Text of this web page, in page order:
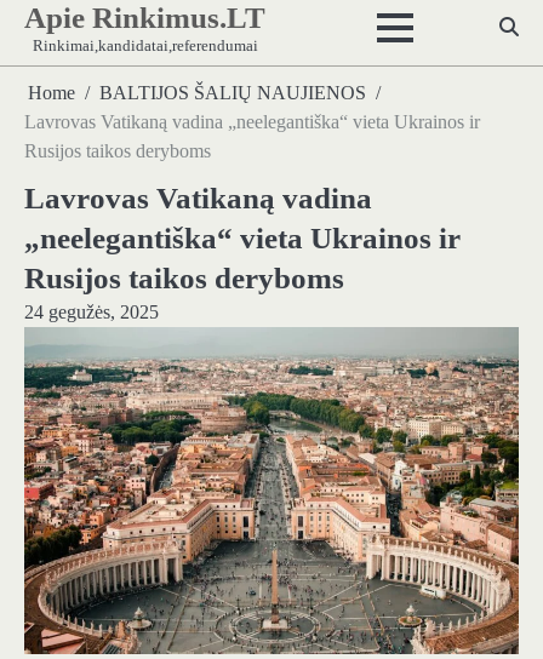
Skip
content
Apie Rinkimus.LT
Rinkimai,kandidatai,referendumai
Home
BALTIJOS ŠALIŲ NAUJIENOS
Lavrovas Vatikaną vadina „neelegantiška“ vieta Ukrainos ir
Rusijos taikos deryboms
Lavrovas Vatikaną vadina
„neelegantiška“ vieta Ukrainos ir
Rusijos taikos deryboms
24 gegužės, 2025